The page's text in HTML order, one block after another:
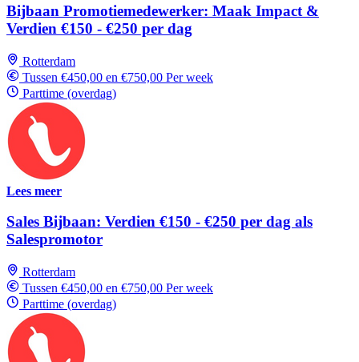
Bijbaan Promotiemedewerker: Maak Impact &
Verdien €150 - €250 per dag
Rotterdam
Tussen €450,00 en €750,00 Per week
Parttime (overdag)
Lees meer
Sales Bijbaan: Verdien €150 - €250 per dag als
Salespromotor
Rotterdam
Tussen €450,00 en €750,00 Per week
Parttime (overdag)